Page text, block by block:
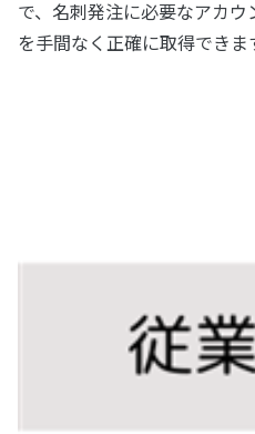
で、名刺発注に必要なアカ
を手間なく正確に取得できま